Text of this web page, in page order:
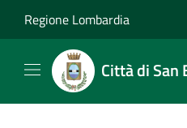
Regione Lombardia
Città di San